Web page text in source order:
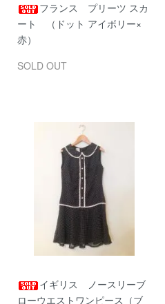
フランス プリーツ スカ
ート （ドット アイボリー×
赤）
SOLD OUT
イギリス ノースリーブ
ローウエストワンピース（ブ